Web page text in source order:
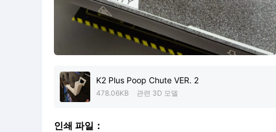
K2 Plus Poop Chute VER. 2
478.06KB 관련 3D 모델
인쇄 파일：